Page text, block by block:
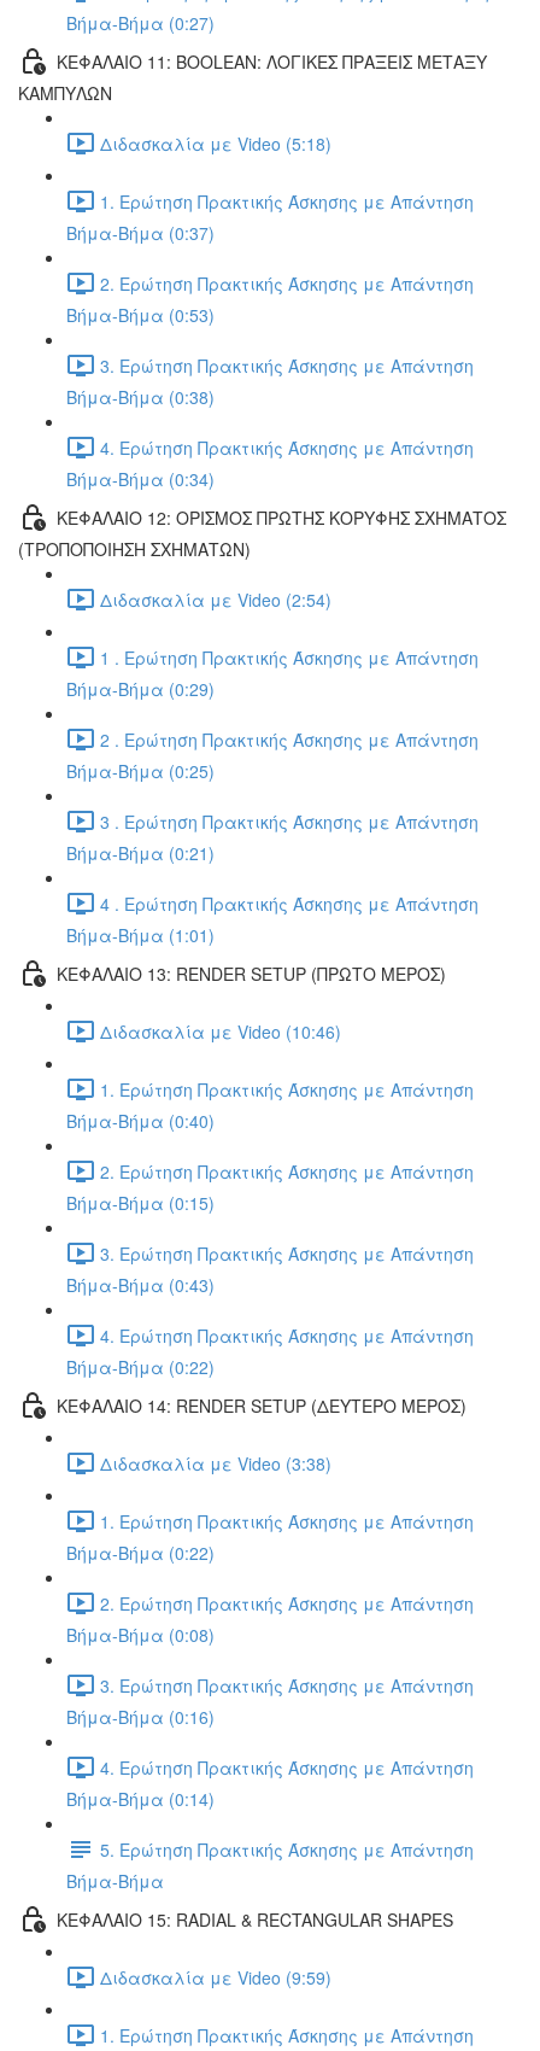
Βήμα-Βήμα (0:27)
ΚΕΦΑΛΑΙΟ 11: BOOLEAN: ΛΟΓΙΚΕΣ ΠΡΑΞΕΙΣ ΜΕΤΑΞΥ
ΚΑΜΠΥΛΩΝ
Διδασκαλία με Video (5:18)
1. Ερώτηση Πρακτικής Άσκησης με Απάντηση
Βήμα-Βήμα (0:37)
2. Ερώτηση Πρακτικής Άσκησης με Απάντηση
Βήμα-Βήμα (0:53)
3. Ερώτηση Πρακτικής Άσκησης με Απάντηση
Βήμα-Βήμα (0:38)
4. Ερώτηση Πρακτικής Άσκησης με Απάντηση
Βήμα-Βήμα (0:34)
ΚΕΦΑΛΑΙΟ 12: ΟΡΙΣΜΟΣ ΠΡΩΤΗΣ ΚΟΡΥΦΗΣ ΣΧΗΜΑΤΟΣ
(ΤΡΟΠΟΠΟΙΗΣΗ ΣΧΗΜΑΤΩΝ)
Διδασκαλία με Video (2:54)
1 . Ερώτηση Πρακτικής Άσκησης με Απάντηση
Βήμα-Βήμα (0:29)
2 . Ερώτηση Πρακτικής Άσκησης με Απάντηση
Βήμα-Βήμα (0:25)
3 . Ερώτηση Πρακτικής Άσκησης με Απάντηση
Βήμα-Βήμα (0:21)
4 . Ερώτηση Πρακτικής Άσκησης με Απάντηση
Βήμα-Βήμα (1:01)
ΚΕΦΑΛΑΙΟ 13: RENDER SETUP (ΠΡΩΤΟ ΜΕΡΟΣ)
Διδασκαλία με Video (10:46)
1. Ερώτηση Πρακτικής Άσκησης με Απάντηση
Βήμα-Βήμα (0:40)
2. Ερώτηση Πρακτικής Άσκησης με Απάντηση
Βήμα-Βήμα (0:15)
3. Ερώτηση Πρακτικής Άσκησης με Απάντηση
Βήμα-Βήμα (0:43)
4. Ερώτηση Πρακτικής Άσκησης με Απάντηση
Βήμα-Βήμα (0:22)
ΚΕΦΑΛΑΙΟ 14: RENDER SETUP (ΔΕΥΤΕΡΟ ΜΕΡΟΣ)
Διδασκαλία με Video (3:38)
1. Ερώτηση Πρακτικής Άσκησης με Απάντηση
Βήμα-Βήμα (0:22)
2. Ερώτηση Πρακτικής Άσκησης με Απάντηση
Βήμα-Βήμα (0:08)
3. Ερώτηση Πρακτικής Άσκησης με Απάντηση
Βήμα-Βήμα (0:16)
4. Ερώτηση Πρακτικής Άσκησης με Απάντηση
Βήμα-Βήμα (0:14)
5. Ερώτηση Πρακτικής Άσκησης με Απάντηση
Βήμα-Βήμα
ΚΕΦΑΛΑΙΟ 15: RADIAL & RECTANGULAR SHAPES
Διδασκαλία με Video (9:59)
1. Ερώτηση Πρακτικής Άσκησης με Απάντηση